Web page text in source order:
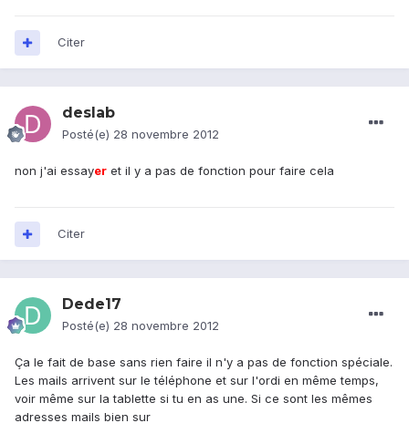
Citer
deslab
Posté(e) 28 novembre 2012
non j'ai essayer et il y a pas de fonction pour faire cela
Citer
Dede17
Posté(e) 28 novembre 2012
Ça le fait de base sans rien faire il n'y a pas de fonction spéciale.
Les mails arrivent sur le téléphone et sur l'ordi en même temps,
voir même sur la tablette si tu en as une. Si ce sont les mêmes
adresses mails bien sur